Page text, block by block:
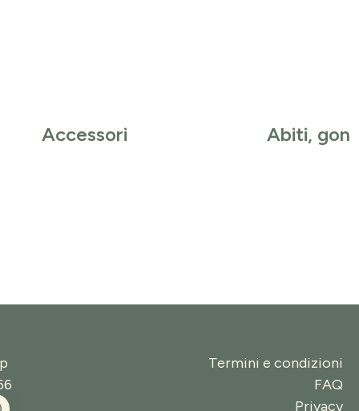
Accessori Abiti,
Termini e condizioni
FAQ
Privacy